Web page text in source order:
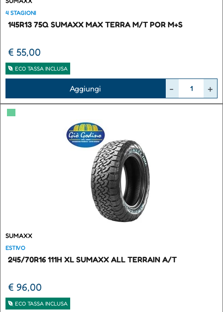
4 STAGIONI
145R13 75Q SUMAXX MAX TERRA M/T POR M+S
€ 55,00
ECO TASSA INCLUSA
Aggiungi
▀
SUMAXX
ESTIVO
245/70R16 111H XL SUMAXX ALL TERRAIN A/T
€ 96,00
ECO TASSA INCLUSA